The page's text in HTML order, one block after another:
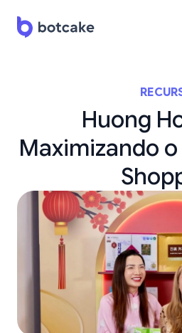
Huong
Maximizando